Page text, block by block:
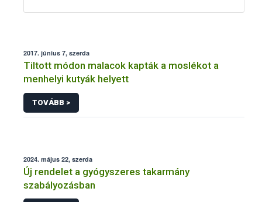
2017. június 7, szerda
Tiltott módon malacok kapták a moslékot a
menhelyi kutyák helyett
TOVÁBB >
2024. május 22, szerda
Új rendelet a gyógyszeres takarmány
szabályozásban